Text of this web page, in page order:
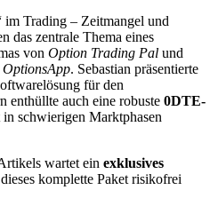
im Trading – Zeitmangel und
das zentrale Thema eines
von Option Trading Pal und
OptionsApp. Sebastian präsentierte
für den
enthüllte auch eine robuste 0DTE-
in schwierigen Marktphasen
wartet ein exklusives
komplette Paket risikofrei